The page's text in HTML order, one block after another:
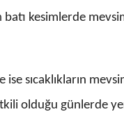
kesimlerde
ise sıcaklıkların
olduğu günlerde